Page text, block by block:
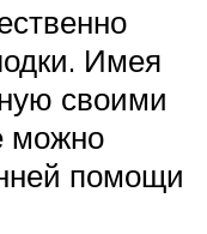
Имея
своими
можно
помощи